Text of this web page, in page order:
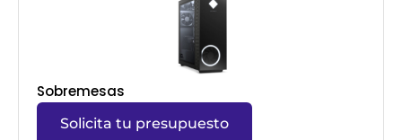
Sobremesas
Solicita tu presupuesto